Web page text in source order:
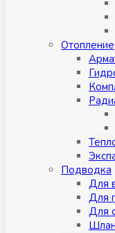
Отопление
Подводка
Для
Для
Для